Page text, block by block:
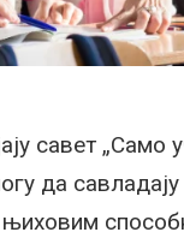
савет „Само
да